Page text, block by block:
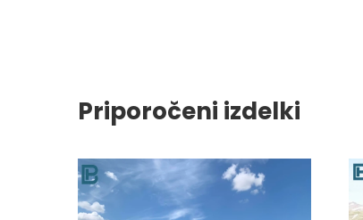
Priporočeni izdelki